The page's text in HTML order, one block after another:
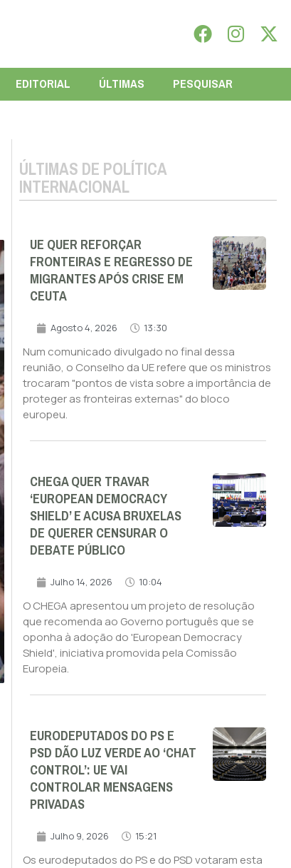
EDITORIAL ÚLTIMAS PESQUISAR
ÚLTIMAS DE POLÍTICA
INTERNACIONAL
UE QUER REFORÇAR
FRONTEIRAS E REGRESSO DE
MIGRANTES APÓS CRISE EM
CEUTA
Agosto 4, 2026 13:30
Num comunicado divulgado no final dessa
reunião, o Conselho da UE refere que os ministros
trocaram "pontos de vista sobre a importância de
proteger as fronteiras externas" do bloco
europeu.
CHEGA QUER TRAVAR
‘EUROPEAN DEMOCRACY
SHIELD’ E ACUSA BRUXELAS
DE QUERER CENSURAR O
DEBATE PÚBLICO
Julho 14, 2026 10:04
O CHEGA apresentou um projeto de resolução
que recomenda ao Governo português que se
oponha à adoção do 'European Democracy
Shield', iniciativa promovida pela Comissão
Europeia.
EURODEPUTADOS DO PS E
PSD DÃO LUZ VERDE AO ‘CHAT
CONTROL’: UE VAI
CONTROLAR MENSAGENS
PRIVADAS
Julho 9, 2026 15:21
Os eurodeputados do PS e do PSD votaram esta